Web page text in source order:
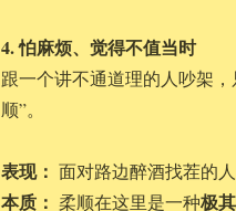
4. 怕麻烦、觉得不值当时
跟一个讲不通道理的人吵架
顺”。
表现： 面对路边醉酒找茬的
本质： 柔顺在这里是一种极